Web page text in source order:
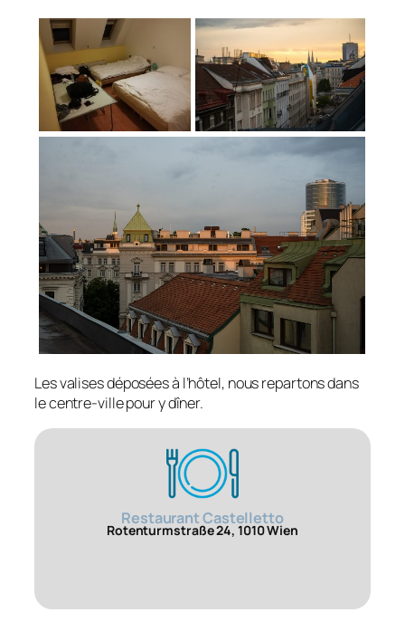
Les valises déposées à l’hôtel, nous repartons dans
le centre-ville pour y dîner.
Restaurant Castelletto
Rotenturmstraße 24, 1010 Wien